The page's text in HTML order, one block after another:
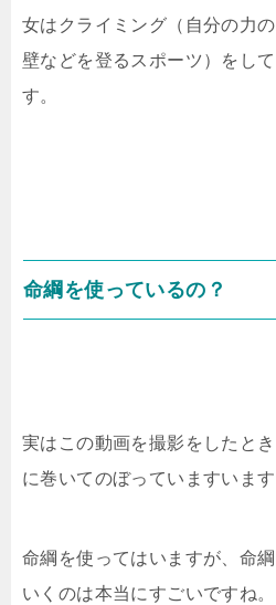
女はクライミング（自分の力
壁などを登るスポーツ）をし
す。
命綱を使っているの？
実はこの動画を撮影をしたと
に巻いてのぼっていますいます
命綱を使ってはいますが、命
いくのは本当にすごいですね。